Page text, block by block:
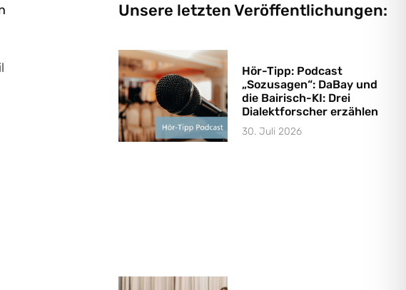
Unsere letzten Veröffentlichungen:
Hör-Tipp: Podcast
„Sozusagen“: DaBay und
die Bairisch-KI: Drei
Dialektforscher erzählen
30. Juli 2026